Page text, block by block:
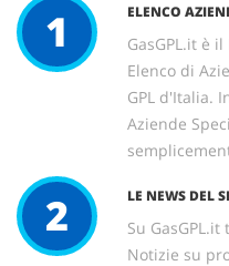
1 ELENCO
GasGPL.it è
Elenco di
GPL d'Italia.
Aziende
2 LE NEWS DEL
Su
Notizie su